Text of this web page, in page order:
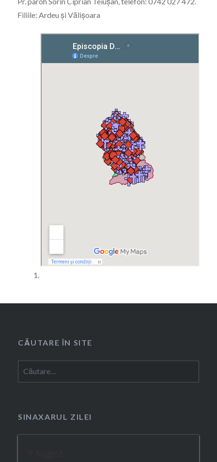
Filiile: Ardeu şi Vălișoara
CĂUTARE ÎN SITE
după:
SINAXARUL ZILEI